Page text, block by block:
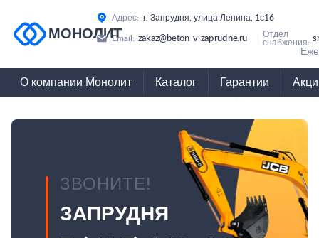
МОНОЛИТ
Адрес: г. Запрудня, улица Ленина, 1с16
Email: zakaz@beton-v-zaprudne.ru
Отдел
снабжения:
О компании Монолит Каталог Гарантии
ЗВОНИТЕ!
ЗАПРУДНЯ